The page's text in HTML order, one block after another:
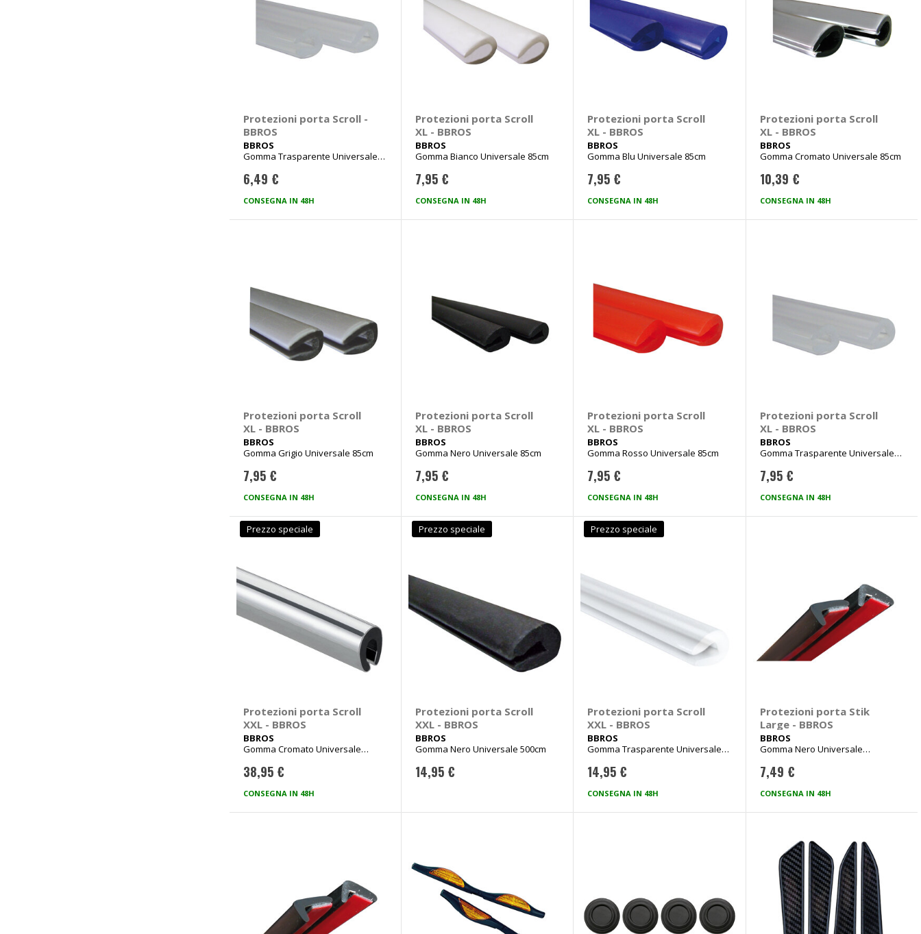
Protezioni porta Scroll -
BBROS
BBROS
Gomma Trasparente Universale
6,49 €
CONSEGNA IN 48H
Protezioni porta Scroll
XL - BBROS
BBROS
Gomma Bianco Universale 85cm
7,95 €
CONSEGNA IN 48H
Protezioni porta Scroll
XL - BBROS
BBROS
Gomma Blu Universale 85cm
7,95 €
CONSEGNA IN 48H
Protezioni porta Scroll
XL - BBROS
BBROS
Gomma Cromato Universale 85cm
10,39 €
CONSEGNA IN 48H
Protezioni porta Scroll
XL - BBROS
BBROS
Gomma Grigio Universale 85cm
7,95 €
CONSEGNA IN 48H
Protezioni porta Scroll
XL - BBROS
BBROS
Gomma Nero Universale 85cm
7,95 €
CONSEGNA IN 48H
Protezioni porta Scroll
XL - BBROS
BBROS
Gomma Rosso Universale 85cm
7,95 €
CONSEGNA IN 48H
Protezioni porta Scroll
XL - BBROS
BBROS
Gomma Trasparente Universale
7,95 €
CONSEGNA IN 48H
Prezzo speciale
Protezioni porta Scroll
XXL - BBROS
BBROS
Gomma Cromato Universale
38,95 €
CONSEGNA IN 48H
Prezzo speciale
Protezioni porta Scroll
XXL - BBROS
BBROS
Gomma Nero Universale 500cm
14,95 €
Prezzo speciale
Protezioni porta Scroll
XXL - BBROS
BBROS
Gomma Trasparente Universale
14,95 €
CONSEGNA IN 48H
Protezioni porta Stik
Large - BBROS
BBROS
Gomma Nero Universale
7,49 €
CONSEGNA IN 48H